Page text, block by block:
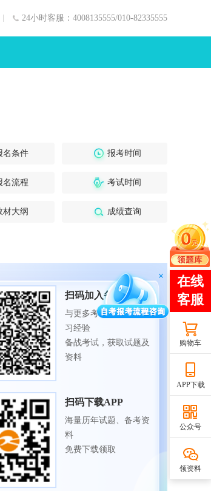
24小时客服：4008135555/010-82335555
名条件 报考时间
名流程 考试时间
材大纲 成绩查询
扫码加入备考交流群
与更多考生一起交流学
习经验
备战考试，获取试题及
资料
扫码下载APP
海量历年试题、备考资
料
免费下载领取
购物车
APP下载
公众号
领资料